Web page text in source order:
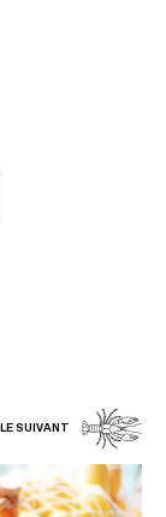
SUIVANT